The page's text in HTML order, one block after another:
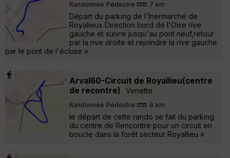
Randonnée Pédestre 7 km
Départ du parking de l'Inermarché de
Royalieux Direction bord de l'Oise rive
gauche et suivre jusqu'au pont neuf,retour
par la rive droite et rejoindre la rive gauche
par le pont de l'écluse »
Arval60-Circuit de Royallieu(centre
de recontre)
Venette
Randonnée Pédestre 6 km
le départ de cette rando se fait du parking
du centre de Rencontre pour un circuit en
boucle dans la forêt secteur Royallieu »